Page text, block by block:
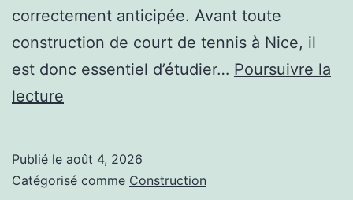
correctement anticipée. Avant toute
construction de court de tennis à Nice, il
est donc essentiel d’étudier… Poursuivre la
lecture
l’exposition
solaire
Publié le août 4, 2026
Catégorisé comme Construction